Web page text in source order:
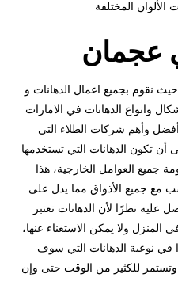
المختلفة
عجمان
حيث نقوم بجميع اعمال الدهانات و
وانواع الدهانات في الامارات
أفضل وأهم شركات الطلاء التي
تكون الدهانات التي تستخدمها
جميع العوامل الخارجية، هذا
مع جميع الأذواق مما يدل على
نظرًا لأن الدهانات تعتبر
ولا يمكن الاستغناء عنها،
في نوعية الدهانات التي سوف
للكثير من الوقت حتى وإن